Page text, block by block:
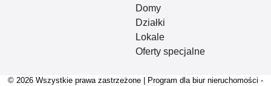
Domy
Działki
Lokale
Oferty specjalne
© 2026 Wszystkie prawa zastrzeżone | Program dla biur nieruchomości -